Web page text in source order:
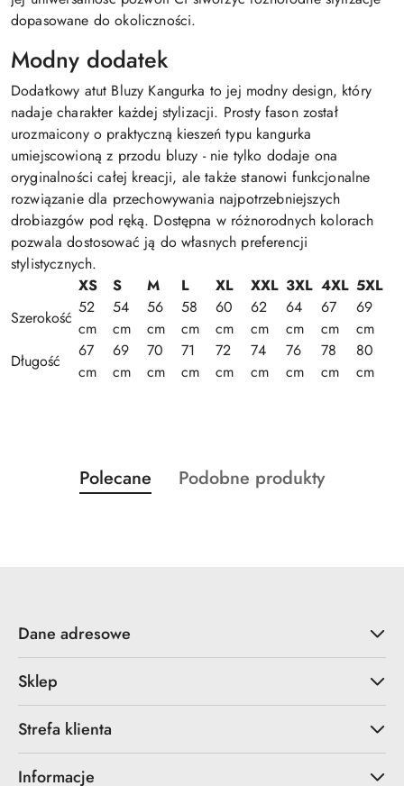
dopasowane do okoliczności.
Modny dodatek
Dodatkowy atut Bluzy Kangurka to jej modny design, który
nadaje charakter każdej stylizacji. Prosty fason został
urozmaicony o praktyczną kieszeń typu kangurka
umiejscowioną z przodu bluzy - nie tylko dodaje ona
oryginalności całej kreacji, ale także stanowi funkcjonalne
rozwiązanie dla przechowywania najpotrzebniejszych
drobiazgów pod ręką. Dostępna w różnorodnych kolorach
pozwala dostosować ją do własnych preferencji
stylistycznych.
XS
S M L XL XXL 3XL 4XL 5XL
Szerokość
52
cm
54
cm
56
cm
58
cm
60
cm
62
cm
64
cm
67
cm
69
cm
Długość
67
cm
69
cm
70
cm
71
cm
72
cm
74
cm
76
cm
78
cm
80
cm
Pomiń karuzelę produktów
Produkty
o
Polecane
Produkty
Podobne produkty
Dane adresowe
Sklep
Strefa klienta
Informacje